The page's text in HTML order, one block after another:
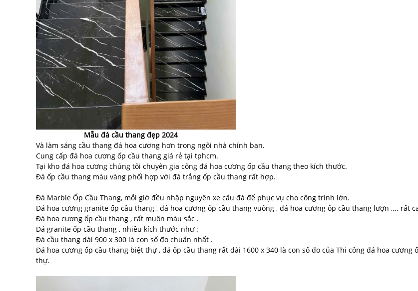
Mẫu đá cầu thang đẹp 2024
Và làm sáng cầu thang đá hoa cương hơn trong ngôi nhà chính bạn.
Cung cấp đá hoa cương ốp cầu thang giá rẻ tại tphcm.
Tại kho đá hoa cương chúng tôi chuyên gia công đá hoa cương ốp cầu thang theo kích thước.
Đá ốp cầu thang màu vàng phối hợp với đá trắng ốp cầu thang rất hợp.
Đá Marble Ốp Cầu Thang, mỗi giờ đều nhập nguyên xe cẩu đá để phục vụ cho công trình lớn.
Đá hoa cương granite ốp cầu thang , đá hoa cương ốp cầu thang vuông , đá hoa cương ốp cầu thang lượn ,... rất
Đá hoa cương ốp cầu thang , rất muôn màu sắc .
Đá granite ốp cầu thang , nhiều kích thước như :
Đá cầu thang dài 900 x 300 là con số đo chuẩn nhất .
Đá hoa cương ốp cầu thang biệt thự , đá ốp cầu thang rất dài 1600 x 340 là con số đo của Thi công đá hoa cương
thự.